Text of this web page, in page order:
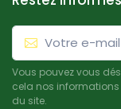
Vous pouvez vous
cela nos
du site.